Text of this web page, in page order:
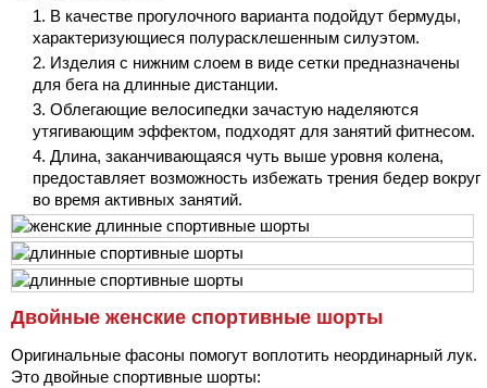
В качестве прогулочного варианта подойдут бермуды,
характеризующиеся полурасклешенным силуэтом.
Изделия с нижним слоем в виде сетки предназначены
для бега на длинные дистанции.
Облегающие велосипедки зачастую наделяются
утягивающим эффектом, подходят для занятий фитнесом.
Длина, заканчивающаяся чуть выше уровня колена,
предоставляет возможность избежать трения бедер вокруг
во время активных занятий.
Двойные женские спортивные шорты
Оригинальные фасоны помогут воплотить неординарный лук.
Это двойные спортивные шорты: